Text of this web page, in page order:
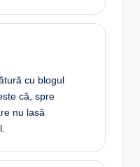
cu blogul
că, spre
nu lasă